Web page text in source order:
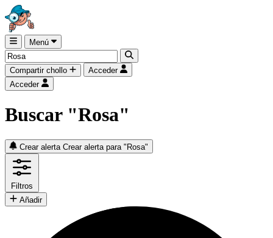
Menú
Compartir chollo
Acceder
Acceder
Buscar "Rosa"
Crear alerta Crear alerta para "Rosa"
Filtros
Añadir